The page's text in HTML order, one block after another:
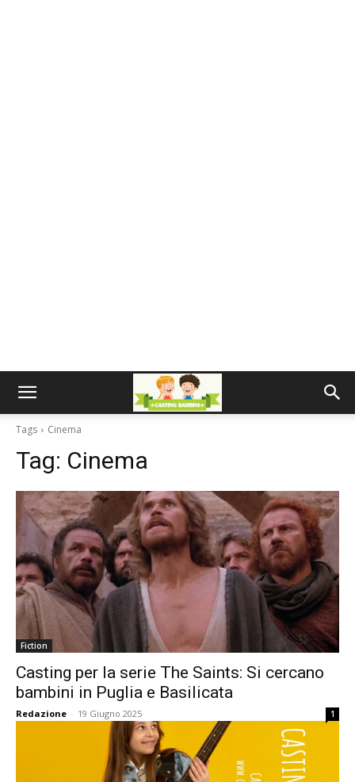
Tags Cinema
Tag: Cinema
Fiction
Casting per la serie The Saints: Si cercano
bambini in Puglia e Basilicata
Redazione - 19 Giugno 2025 1